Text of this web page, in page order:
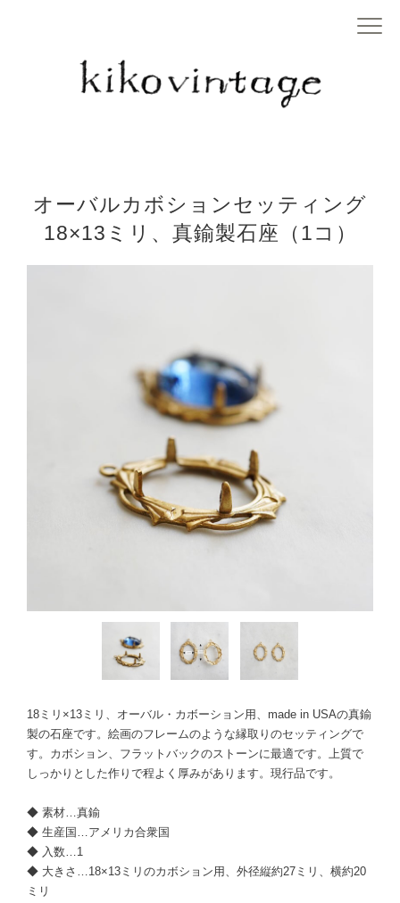
オーバルカボションセッティング
18×13ミリ、真鍮製石座（1コ）
18ミリ×13ミリ、オーバル・カボーション用、made in USAの真鍮
製の石座です。絵画のフレームのような縁取りのセッティングで
す。カボション、フラットバックのストーンに最適です。上質で
しっかりとした作りで程よく厚みがあります。現行品です。
◆ 素材…真鍮
◆ 生産国…アメリカ合衆国
◆ 入数…1
◆ 大きさ…18×13ミリのカボション用、外径縦約27ミリ、横約20
ミリ